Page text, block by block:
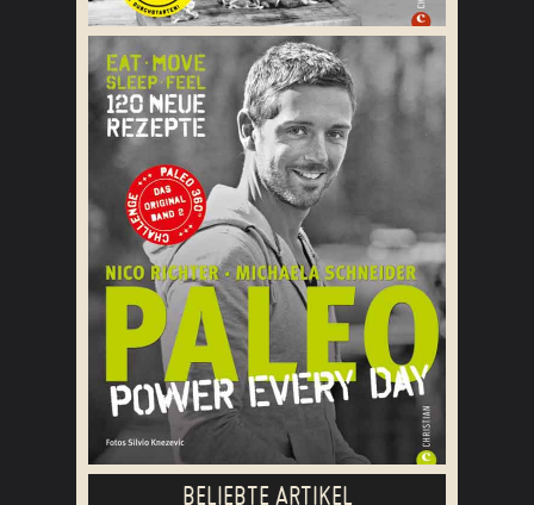
BELIEBTE ARTIKEL